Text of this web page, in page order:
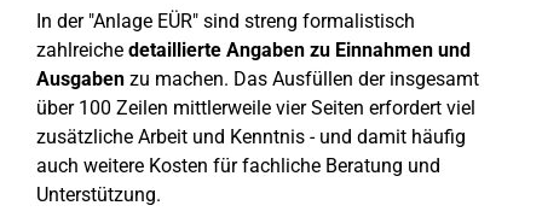
In der "Anlage EÜR" sind streng formalistisch
zahlreiche detaillierte Angaben zu Einnahmen und
Ausgaben zu machen. Das Ausfüllen der insgesamt
über 100 Zeilen mittlerweile vier Seiten erfordert viel
zusätzliche Arbeit und Kenntnis - und damit häufig
auch weitere Kosten für fachliche Beratung und
Unterstützung.